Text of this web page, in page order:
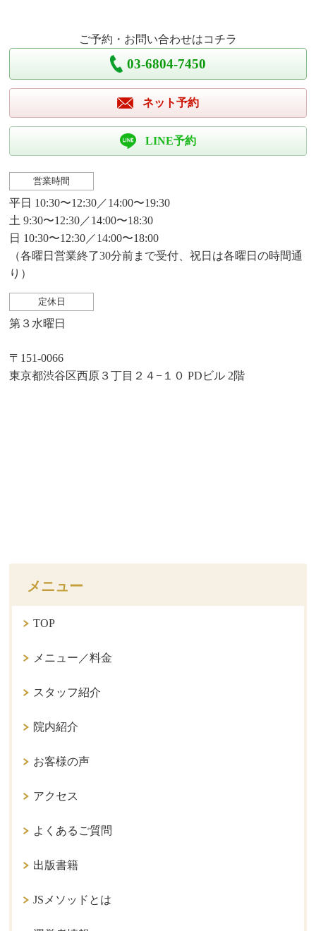
ご予約・お問い合わせはコチラ
03-6804-7450
ネット予約
LINE予約
営業時間
平日 10:30〜12:30／14:00〜19:30
土 9:30〜12:30／14:00〜18:30
日 10:30〜12:30／14:00〜18:00
（各曜日営業終了30分前まで受付、祝日は各曜日の時間通
り）
定休日
第３水曜日
〒151-0066
東京都渋谷区西原３丁目２４−１０ PDビル 2階
メニュー
TOP
メニュー／料金
スタッフ紹介
院内紹介
お客様の声
アクセス
よくあるご質問
出版書籍
JSメソッドとは